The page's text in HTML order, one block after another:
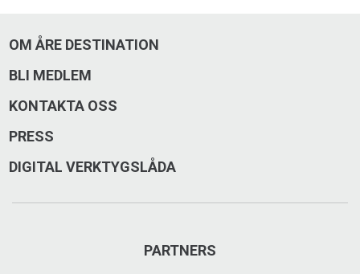
OM ÅRE DESTINATION
BLI MEDLEM
KONTAKTA OSS
PRESS
DIGITAL VERKTYGSLÅDA
PARTNERS